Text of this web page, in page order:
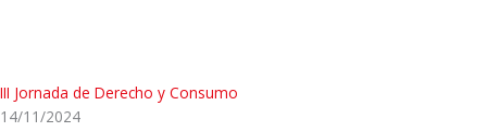
III Jornada de Derecho y Consumo
14/11/2024